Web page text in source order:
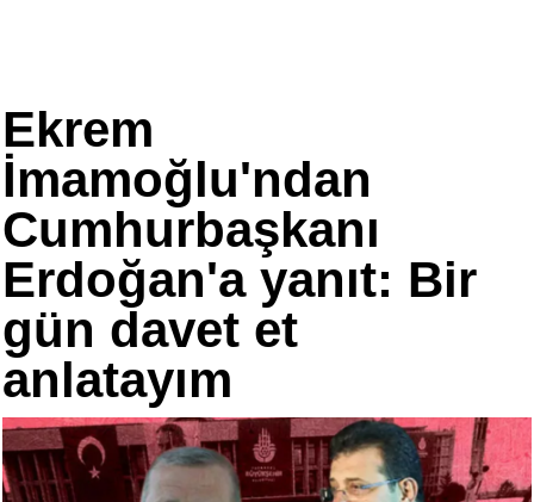
Ekrem
İmamoğlu'ndan
Cumhurbaşkanı
Erdoğan'a yanıt: Bir
gün davet et
anlatayım